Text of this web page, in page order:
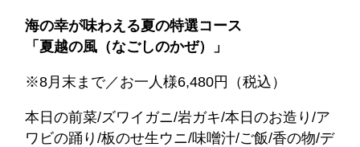
海の幸が味わえる夏の特選コース
「夏越の風（なごしのかぜ）」
※8月末まで／お一人様6,480円（税込）
本日の前菜/ズワイガニ/岩ガキ/本日のお造り/ア
ワビの踊り/板のせ生ウニ/味噌汁/ご飯/香の物/デ